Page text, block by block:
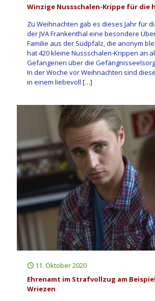
Winzige Nussschalen-Krippe für die
Zu Weihnachten gab es dieses Jahr für
der JVA Frankenthal eine besondere
Familie aus der Südpfalz, die anonym
hat 420 kleine Nussschalen-Krippen an
Gefangenen über die
In der Woche vor Weihnachten sind
in einem liebevoll […]
11. Oktober 2020
Ehrenamt im Strafvollzug am Beispiel
Wriezen